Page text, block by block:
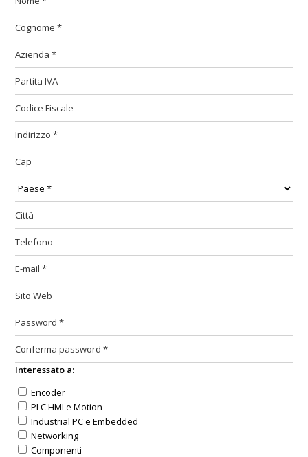
Interessato a:
Encoder
PLC HMI e Motion
Industrial PC e Embedded
Networking
Componenti